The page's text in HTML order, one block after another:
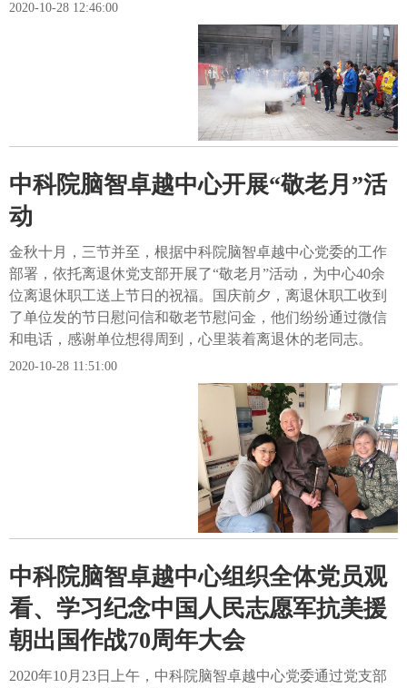
2020-10-28 12:46:00
中科院脑智卓越中心开展“敬老月”活
动
金秋十月，三节并至，根据中科院脑智卓越中心党委的工作
部署，依托离退休党支部开展了“敬老月”活动，为中心40余
位离退休职工送上节日的祝福。国庆前夕，离退休职工收到
了单位发的节日慰问信和敬老节慰问金，他们纷纷通过微信
和电话，感谢单位想得周到，心里装着离退休的老同志。
2020-10-28 11:51:00
中科院脑智卓越中心组织全体党员观
看、学习纪念中国人民志愿军抗美援
朝出国作战70周年大会
2020年10月23日上午，中科院脑智卓越中心党委通过党支部